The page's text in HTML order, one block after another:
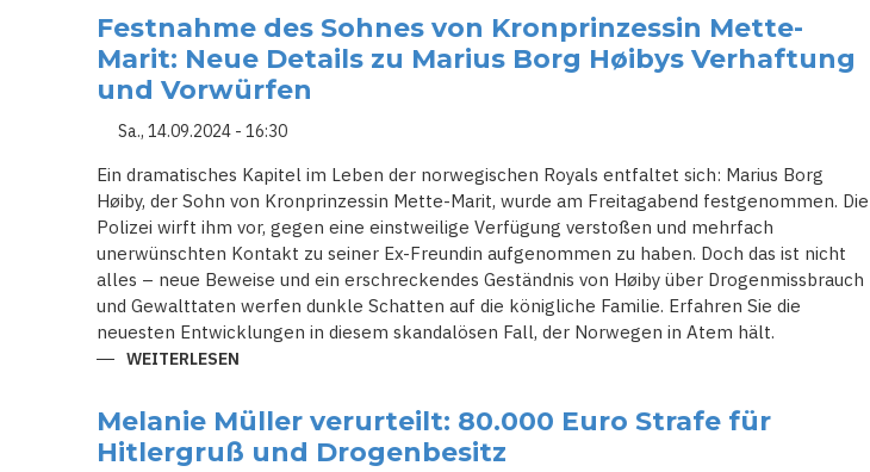
Festnahme des Sohnes von Kronprinzessin Mette-
Marit: Neue Details zu Marius Borg Høibys Verhaftung
und Vorwürfen
Sa., 14.09.2024 - 16:30
Ein dramatisches Kapitel im Leben der norwegischen Royals entfaltet sich: Marius Borg
Høiby, der Sohn von Kronprinzessin Mette-Marit, wurde am Freitagabend festgenommen. Die
Polizei wirft ihm vor, gegen eine einstweilige Verfügung verstoßen und mehrfach
unerwünschten Kontakt zu seiner Ex-Freundin aufgenommen zu haben. Doch das ist nicht
alles – neue Beweise und ein erschreckendes Geständnis von Høiby über Drogenmissbrauch
und Gewalttaten werfen dunkle Schatten auf die königliche Familie. Erfahren Sie die
neuesten Entwicklungen in diesem skandalösen Fall, der Norwegen in Atem hält.
WEITERLESEN
SOHNES
VON
KRONPRINZESSIN
METTE-
Melanie Müller verurteilt: 80.000 Euro Strafe für
Hitlergruß und Drogenbesitz